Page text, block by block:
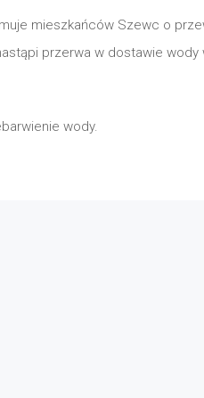
mieszkańców Szewc o
przerwa w dostawie wody
wody.